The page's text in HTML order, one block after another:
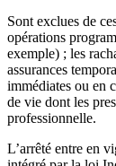
Sont exclues de
opérations
exemple) ; les
assurances
immédiates ou en
de vie dont les
professionnelle.
L’arrêté entre en